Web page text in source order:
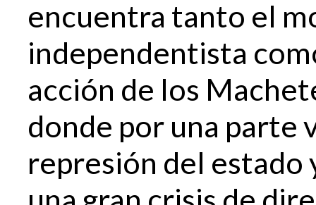
encuentra tanto el
independentista
acción de los
donde por una parte
represión del estado